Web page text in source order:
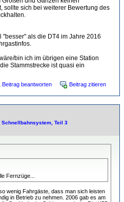
sollte sich bei weiterer Bewertung des
als die DT4 im Jahre 2016
bin ich im übrigen eine Station
Stammstrecke ist quasi ein
Beitrag beantworten Beitrag zitieren
Teil 3
Fernzüge...
wenig Fahrgäste, dass man sich leisten
in Betrieb zu nehmen. 2006 gab es am